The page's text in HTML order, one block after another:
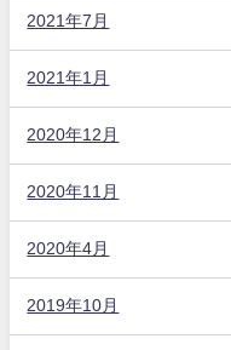
2021年7月
2021年1月
2020年12月
2020年11月
2020年4月
2019年10月